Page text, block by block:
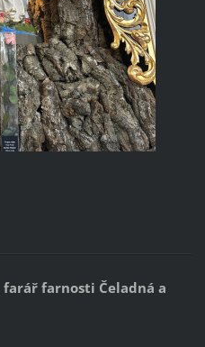
farář farnosti Čeladná a